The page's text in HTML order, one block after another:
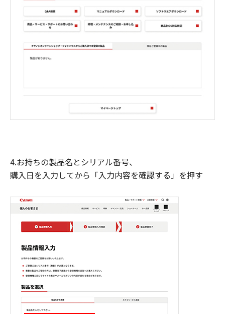
4.お持ちの製品名とシリアル番号、
購入日を入力してから「入力内容を確認する」を押す